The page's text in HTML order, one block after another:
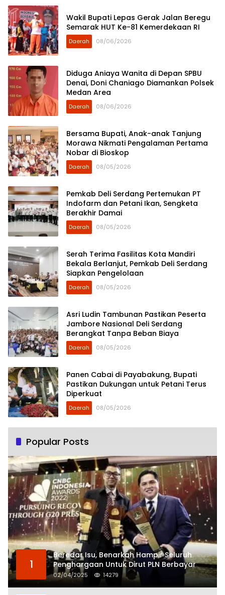
Wakil Bupati Lepas Gerak Jalan Beregu
Semarak HUT Ke-81 Kemerdekaan RI
Daerah 08/06/2026
Diduga Aniaya Wanita di Depan SPBU
Denai, Doni Chaniago Diamankan Polsek
Medan Area
Daerah 08/06/2026
Bersama Bupati, Anak-anak Tanjung
Morawa Nikmati Pengalaman Pertama
Nobar di Bioskop
Daerah 08/05/2026
Pemkab Deli Serdang Pertemukan PT
Indofarm dan Petani Ikan, Sengketa
Berakhir Damai
Daerah 08/05/2026
Serah Terima Fasilitas Kota Mandiri
Bekala Berlanjut, Pemkab Deli Serdang
Siapkan Pengelolaan
Daerah 08/05/2026
Asri Ludin Tambunan Pastikan Peserta
Jambore Nasional Deli Serdang
Berangkat Tanpa Beban Biaya
Daerah 08/05/2026
Panen Cabai di Payabakung, Bupati
Pastikan Dukungan untuk Petani Terus
Diperkuat
Daerah 08/05/2026
Popular Posts
1
Beredar Isu, Benarkah Hampir Seluruh
Penghargaan Untuk Dirut PLN Berbayar
02/04/2025 14279